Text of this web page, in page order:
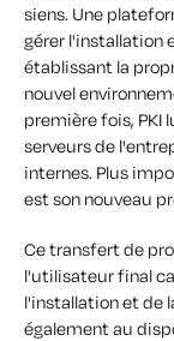
siens. Une
gérer l'installation
établissant la
nouvel
première fois, PKI
serveurs de
internes. Plus
est son nouveau
Ce transfert de
l'utilisateur final
l'installation et de
également au